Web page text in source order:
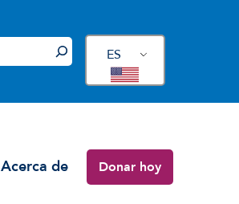
ES
Acerca de Donar hoy